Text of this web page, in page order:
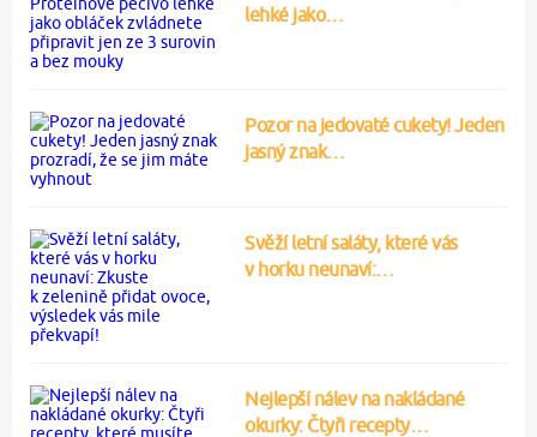
lehké jako…
Pozor na jedovaté cukety! Jeden
jasný znak…
Svěží letní saláty, které vás
v horku neunaví:…
Nejlepší nálev na nakládané
okurky: Čtyři recepty…